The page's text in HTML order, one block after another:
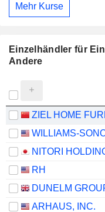
Mehr Kurse
Einzelhändler für
Andere
WILLIAMS-
RH
DUNELM
ARHAUS, INC.